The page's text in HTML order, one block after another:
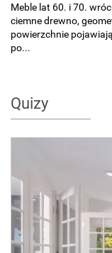
Meble lat 60. i 70.
ciemne drewno,
powierzchnie
po...
Quizy